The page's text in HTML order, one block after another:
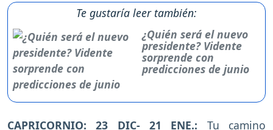
Te gustaría leer también:
¿Quién será el nuevo
presidente? Vidente
sorprende con
predicciones de junio
CAPRICORNIO: 23 DIC- 21 ENE.: Tu camino